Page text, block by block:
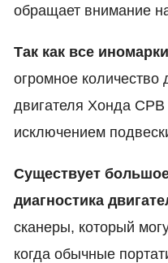
обращает внимание
Так как все
огромное количество
двигателя Хонда СРВ
исключением
Существует
диагностика
сканеры, который
когда обычные